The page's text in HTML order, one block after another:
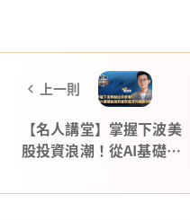
上一則
【名人講堂】掌握下波美
股投資浪潮！從AI基礎設